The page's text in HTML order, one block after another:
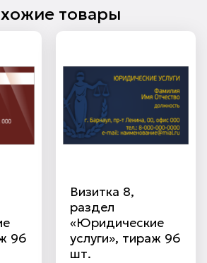
товары
96
Визитка 8,
раздел
«Юридические
услуги», тираж 96
шт.